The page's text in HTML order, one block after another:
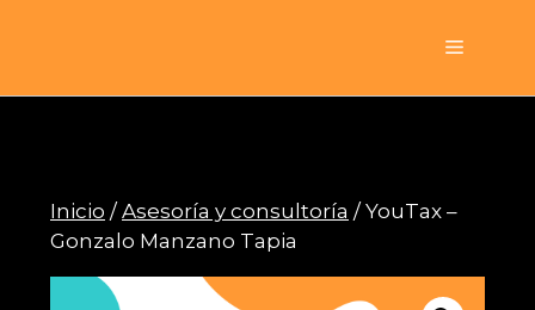
Menú
Inicio / Asesoría y consultoría / YouTax –
Gonzalo Manzano Tapia